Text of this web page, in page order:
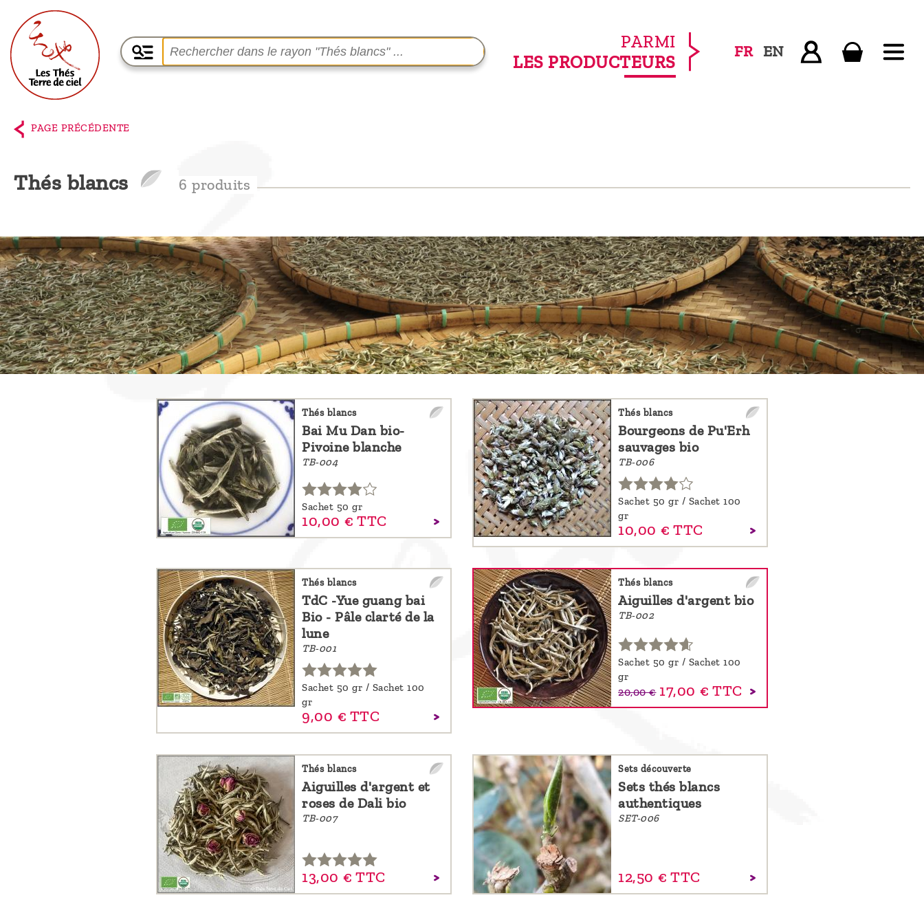
PARMI
LES PRODUCTEURS
FR EN
Accueil
La
Terre de
Ciel
producteurs,
le blog
Qui
sommes-
nous ?
Découvrir
PAGE PRÉCÉDENTE
Thés blancs 6 produits
Thés blancs
Bai Mu Dan bio-
Pivoine blanche
TB-004
Sachet 50 gr
10,00 € TTC
Thés blancs
Bourgeons de Pu'Erh
sauvages bio
TB-006
Sachet 50 gr / Sachet 100
gr
10,00 € TTC
Thés blancs
TdC -Yue guang bai
Bio - Pâle clarté de la
lune
TB-001
Sachet 50 gr / Sachet 100
gr
9,00 € TTC
Thés blancs
Aiguilles d'argent bio
TB-002
Sachet 50 gr / Sachet 100
gr
20,00 € 17,00 € TTC
Thés blancs
Aiguilles d'argent et
roses de Dali bio
TB-007
13,00 € TTC
Sets découverte
Sets thés blancs
authentiques
SET-006
12,50 € TTC